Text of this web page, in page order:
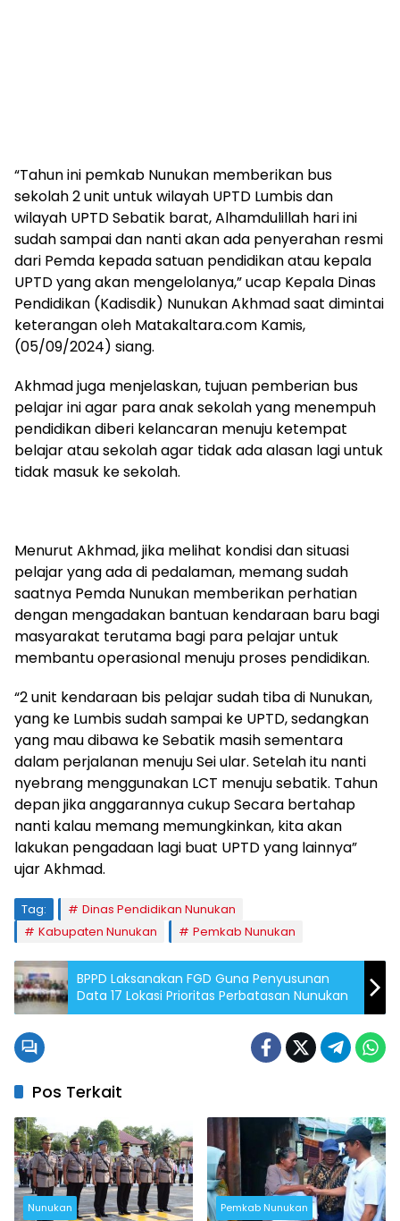
“Tahun ini pemkab Nunukan memberikan bus
sekolah 2 unit untuk wilayah UPTD Lumbis dan
wilayah UPTD Sebatik barat, Alhamdulillah hari ini
sudah sampai dan nanti akan ada penyerahan resmi
dari Pemda kepada satuan pendidikan atau kepala
UPTD yang akan mengelolanya,” ucap Kepala Dinas
Pendidikan (Kadisdik) Nunukan Akhmad saat dimintai
keterangan oleh Matakaltara.com Kamis,
(05/09/2024) siang.
Akhmad juga menjelaskan, tujuan pemberian bus
pelajar ini agar para anak sekolah yang menempuh
pendidikan diberi kelancaran menuju ketempat
belajar atau sekolah agar tidak ada alasan lagi untuk
tidak masuk ke sekolah.
Menurut Akhmad, jika melihat kondisi dan situasi
pelajar yang ada di pedalaman, memang sudah
saatnya Pemda Nunukan memberikan perhatian
dengan mengadakan bantuan kendaraan baru bagi
masyarakat terutama bagi para pelajar untuk
membantu operasional menuju proses pendidikan.
“2 unit kendaraan bis pelajar sudah tiba di Nunukan,
yang ke Lumbis sudah sampai ke UPTD, sedangkan
yang mau dibawa ke Sebatik masih sementara
dalam perjalanan menuju Sei ular. Setelah itu nanti
nyebrang menggunakan LCT menuju sebatik. Tahun
depan jika anggarannya cukup Secara bertahap
nanti kalau memang memungkinkan, kita akan
lakukan pengadaan lagi buat UPTD yang lainnya”
ujar Akhmad.
Tag:
Dinas Pendidikan Nunukan
Kabupaten Nunukan
Pemkab Nunukan
BPPD Laksanakan FGD Guna Penyusunan
Data 17 Lokasi Prioritas Perbatasan Nunukan
Pos Terkait
Nunukan Pemkab Nunukan